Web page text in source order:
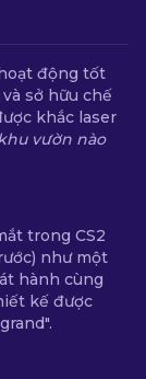
động tốt
sở hữu chế
khắc laser
vườn nào
trong CS2
như một
hành cùng
kế được